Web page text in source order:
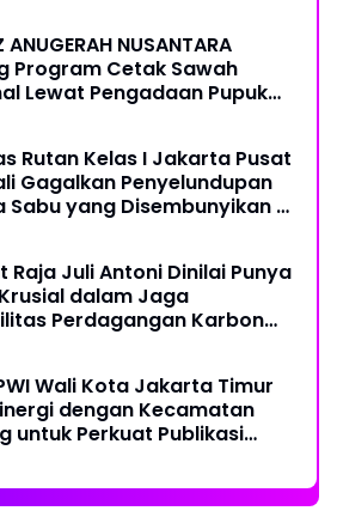
ANUGERAH NUSANTARA
Program Cetak Sawah
Lewat Pengadaan Pupuk
Rutan Kelas I Jakarta Pusat
Gagalkan Penyelundupan
Sabu yang Disembunyikan di
Raja Juli Antoni Dinilai Punya
dalam Jaga
Perdagangan Karbon
Wali Kota Jakarta Timur
dengan Kecamatan
untuk Perkuat Publikasi